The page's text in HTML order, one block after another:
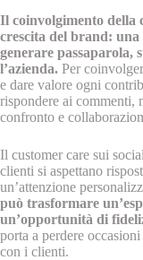
Il coinvolgimento della
crescita del brand:
generare passaparola,
l’azienda. Per
e dare valore ogni
rispondere ai commenti,
confronto e
Il customer care sui
clienti si aspettano
un’attenzione
può trasformare
un’opportunità di
porta a perdere
con i clienti.